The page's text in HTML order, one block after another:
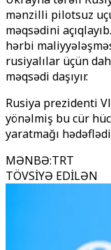
mənzilli pilotsuz
məqsədini
hərbi
rusiyalılar üçün
məqsədi daşıyır.
Rusiya prezidenti
yönəlmiş bu cür
yaratmağı
MƏNBƏ:TRT
TÖVSİYƏ EDİLƏN